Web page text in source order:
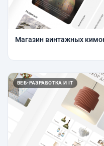
Магазин винтажных
ВЕБ-РАЗРАБОТКА И IT